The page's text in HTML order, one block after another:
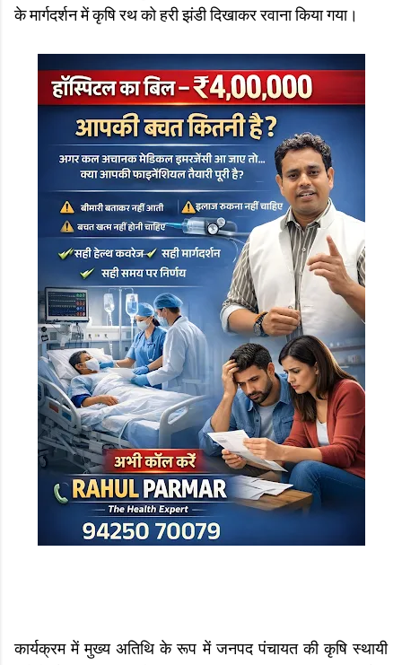
के मार्गदर्शन में कृषि रथ को हरी झंडी दिखाकर रवाना किया गया। ​
कार्यक्रम में मुख्य अतिथि के रूप में जनपद पंचायत की कृषि स्थायी